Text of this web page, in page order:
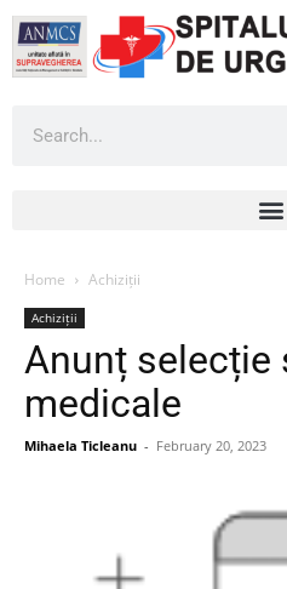
Home Achiziții
Achiziții
Anunț selecție
medicale
Mihaela Ticleanu - February 20, 2023